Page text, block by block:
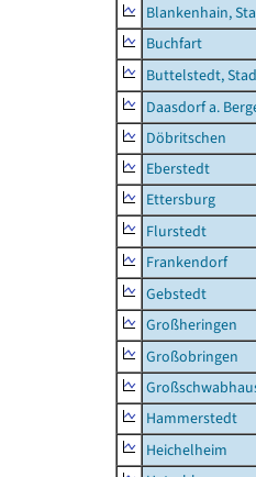
Blankenhain,
Buchfart
Buttelstedt,
Daasdorf a.
Döbritschen
Eberstedt
Ettersburg
Flurstedt
Frankendorf
Gebstedt
Großheringen
Großobringen
Hammerstedt
Heichelheim